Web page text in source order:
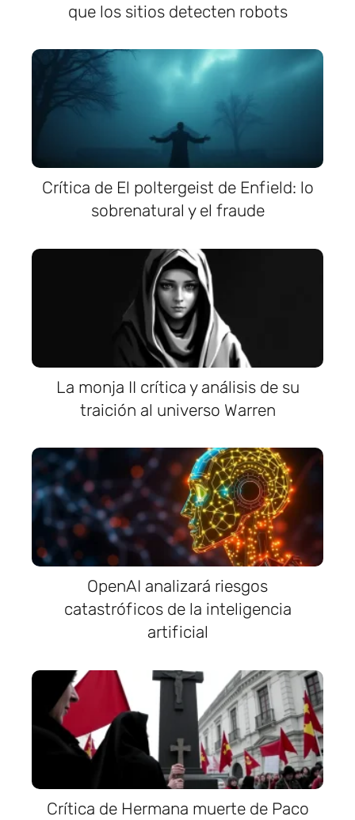
que los sitios detecten robots
Crítica de El poltergeist de Enfield: lo
sobrenatural y el fraude
La monja II crítica y análisis de su
traición al universo Warren
OpenAI analizará riesgos
catastróficos de la inteligencia
artificial
Crítica de Hermana muerte de Paco